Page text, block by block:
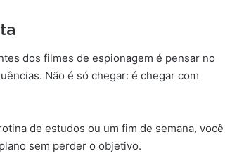
dos filmes de espionagem é pensar no
Não é só chegar: é chegar com
de estudos ou um fim de semana, você
sem perder o objetivo.